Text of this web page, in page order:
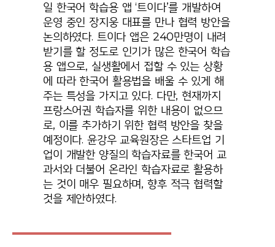
일 한국어 학습용 앱 ‘트이다’를 개발하여
운영 중인 장지웅 대표를 만나 협력 방안을
논의하였다. 트이다 앱은 240만명이 내려
받기를 할 정도로 인기가 많은 한국어 학습
용 앱으로, 실생활에서 접할 수 있는 상황
에 따라 한국어 활용법을 배울 수 있게 해
주는 특성을 가지고 있다. 다만, 현재까지
프랑스어권 학습자를 위한 내용이 없으므
로, 이를 추가하기 위한 협력 방안을 찾을
예정이다. 윤강우 교육원장은 스타트업 기
업이 개발한 양질의 학습자료를 한국어 교
과서와 더불어 온라인 학습자료로 활용하
는 것이 매우 필요하며, 향후 적극 협력할
것을 제안하였다.